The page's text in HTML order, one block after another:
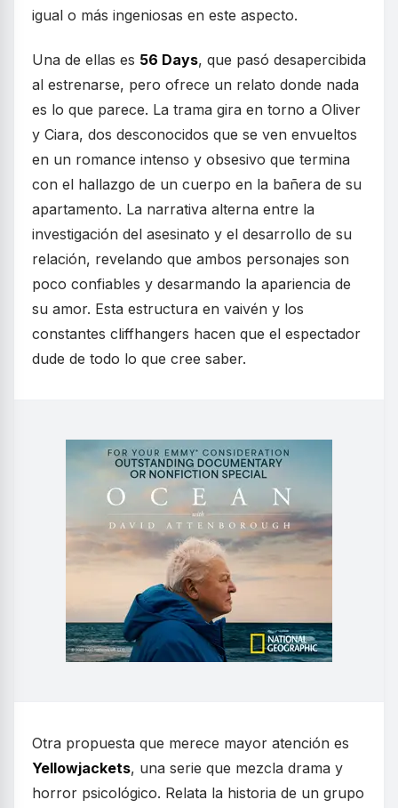
igual o más ingeniosas en este aspecto.
Una de ellas es 56 Days, que pasó desapercibida
al estrenarse, pero ofrece un relato donde nada
es lo que parece. La trama gira en torno a Oliver
y Ciara, dos desconocidos que se ven envueltos
en un romance intenso y obsesivo que termina
con el hallazgo de un cuerpo en la bañera de su
apartamento. La narrativa alterna entre la
investigación del asesinato y el desarrollo de su
relación, revelando que ambos personajes son
poco confiables y desarmando la apariencia de
su amor. Esta estructura en vaivén y los
constantes cliffhangers hacen que el espectador
dude de todo lo que cree saber.
Otra propuesta que merece mayor atención es
Yellowjackets, una serie que mezcla drama y
horror psicológico. Relata la historia de un grupo